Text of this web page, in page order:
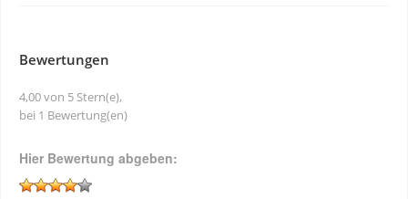
Bewertungen
4,00 von 5 Stern(e),
bei 1 Bewertung(en)
Hier Bewertung abgeben: